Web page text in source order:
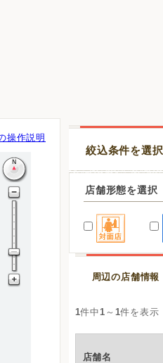
操作説明
絞込条件を選
店舗形態を選択
周辺の店舗情報
1件中 1 ～ 1件を表示
店舗名